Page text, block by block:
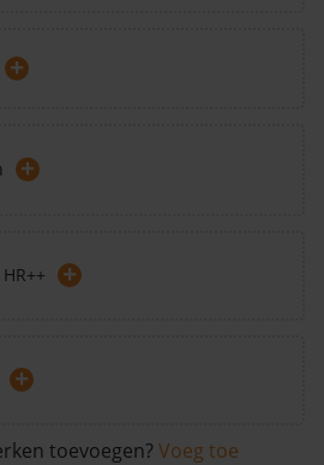
+
+
+
+
toevoegen? Voeg toe